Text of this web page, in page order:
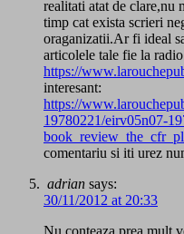
realitati atat de clare,nu
timp cat exista scrieri
oraganizatii.Ar fi ideal
articolele tale fie la
https://
interesant:
https://
19780221/eirv05n07-
comentariu si iti urez
adrian says:
30/11/2012 at 20:33
Nu conteaza prea mult